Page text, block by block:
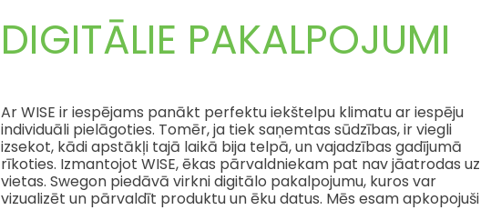
DIGITĀLIE PAKALPOJUMI
Ar WISE ir iespējams panākt perfektu iekštelpu klimatu ar iespēju
individuāli pielāgoties. Tomēr, ja tiek saņemtas sūdzības, ir viegli
izsekot, kādi apstākļi tajā laikā bija telpā, un vajadzības gadījumā
rīkoties. Izmantojot WISE, ēkas pārvaldniekam pat nav jāatrodas uz
vietas. Swegon piedāvā virkni digitālo pakalpojumu, kuros var
vizualizēt un pārvaldīt produktu un ēku datus. Mēs esam apkopojuši